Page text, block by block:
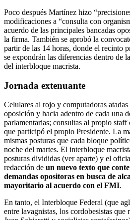
Poco después Martínez hizo
modificaciones a “consulta con
acuerdo de las principales bancadas
la firma. También se aprobó la
partir de las 14 horas, donde el recinto
se expondrán las diferencias dentro de
del interbloque macrista.
Jornada extenuante
Celulares al rojo y computadoras
oposición y hacia adentro de cada una
parlamentarias; consultas al propio
que participó el propio Presidente. La
mismas posturas que cada bloque
noche del martes. El interbloque
posturas divididas (ver aparte) y el
redacción de un nuevo texto que
demandas opositoras en busca de
mayoritario al acuerdo con el FMI.
En tanto, el Interbloque Federal (que
entre lavagnistas, los cordobesistas que